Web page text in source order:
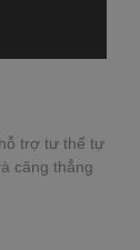
trợ tư thế tự
căng thẳng